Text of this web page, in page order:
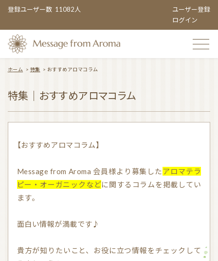
登録ユーザー数 11082人
ユーザー登録
ログイン
TOP
TOPIC CATEGORY
精油（エッセンシャルオイル） 和精油（国産精油）
ホーム > 特集 > おすすめアロマコラム
特集｜おすすめアロマコラム
【おすすめアロマコラム】
Message from Aroma 会員様より募集した アロマテラ
ピー・オーガニックなどに関するコラムを掲載してい
ます。
面白い情報が満載です♪
貴方が知りたいこと、お役に立つ情報をチェックして